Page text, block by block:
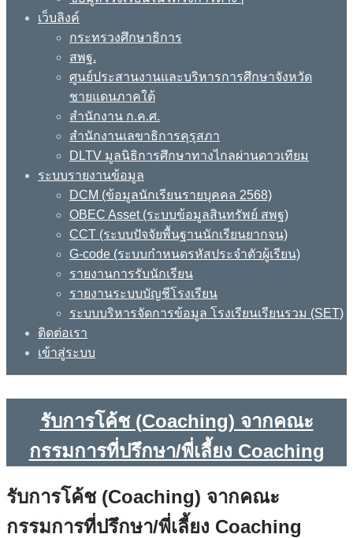
เว็บลิงค์
กระทรวงศึกษาธิการ
สพฐ.
ศูนย์ประสานงานและบริหารการศึกษาจังหวัด
ชายแดนภาคใต้
สำนักงาน ก.ค.ศ.
สำนักงานเลขาธิการคุรุสภา
DLTV มูลนิธิการศึกษาทางไกลผ่านดาวเทียม
ระบบรายงานข้อมูล
DCM (ข้อมูลนักเรียนรายบุคคล 2568)
OBEC Asset (ระบบข้อมูลสินทรัพย์ สพฐ)
CCT (ระบบปัจจัยพื้นฐานนักเรียนยากจน)
G-code (ระบบกำหนดรหัสประจำตัวผู้เรียน)
รายงานการรับนักเรียน
รายงานระบบบัญชีโรงเรียน
ระบบบริหารจัดการข้อมูล โรงเรียนเรียนรวม (SET)
ติดต่อเรา
เข้าสู่ระบบ
รับการโค้ช (Coaching) จากคณะ
กรรมการที่ปรึกษา/พี่เลี้ยง Coaching
รับการโค้ช (Coaching) จากคณะ
กรรมการที่ปรึกษา/พี่เลี้ยง Coaching